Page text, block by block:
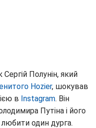
Полунін, який
Hozier, шокував
в Instagram. Він
Путіна і його
один дурга.